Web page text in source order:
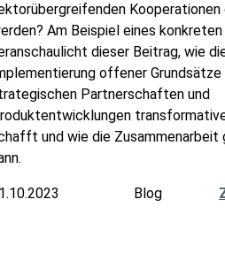
Am Beispiel eines
dieser Beitrag, wie
offener Grundsätze
Partnerschaften und
und wie die Zusammenarbeit
Blog